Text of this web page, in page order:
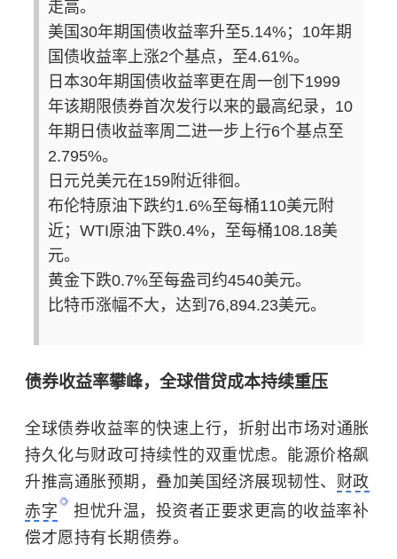
走高。
美国30年期国债收益率升至5.14%；10年期
国债收益率上涨2个基点，至4.61%。
日本30年期国债收益率更在周一创下1999
年该期限债券首次发行以来的最高纪录，10
年期日债收益率周二进一步上行6个基点至
2.795%。
日元兑美元在159附近徘徊。
布伦特原油下跌约1.6%至每桶110美元附
近；WTI原油下跌0.4%，至每桶108.18美
元。
黄金下跌0.7%至每盎司约4540美元。
比特币涨幅不大，达到76,894.23美元。
债券收益率攀峰，全球借贷成本持续重压
全球债券收益率的快速上行，折射出市场对通胀
持久化与财政可持续性的双重忧虑。能源价格飙
升推高通胀预期，叠加美国经济展现韧性、 财政
赤字
担忧升温，投资者正要求更高的收益率补
偿才愿持有长期债券。